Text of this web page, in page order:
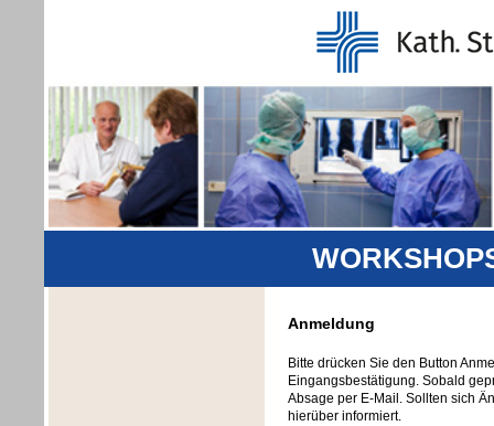
Anmeldung
Bitte drücken Sie den Button
Eingangsbestätigung. Sobald
Absage per E-Mail. Sollten sich
hierüber informiert.